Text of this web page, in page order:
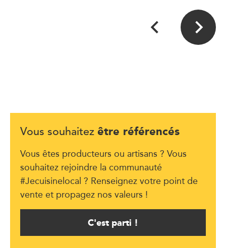
Vous souhaitez être référencés
Vous êtes producteurs ou artisans ? Vous
souhaitez rejoindre la communauté
#Jecuisinelocal ? Renseignez votre point de
vente et propagez nos valeurs !
C'est parti !